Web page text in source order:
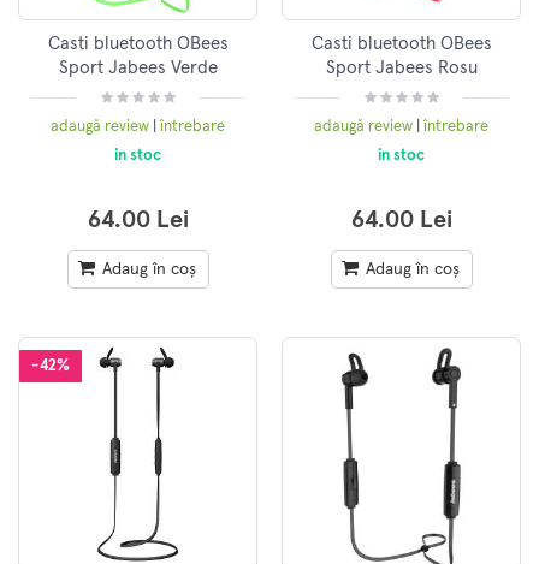
Casti bluetooth OBees
Sport Jabees Verde
adaugă review
întrebare
in stoc
64.00 Lei
Adaug în coș
Casti bluetooth OBees
Sport Jabees Rosu
adaugă review
întrebare
in stoc
64.00 Lei
Adaug în coș
-42%